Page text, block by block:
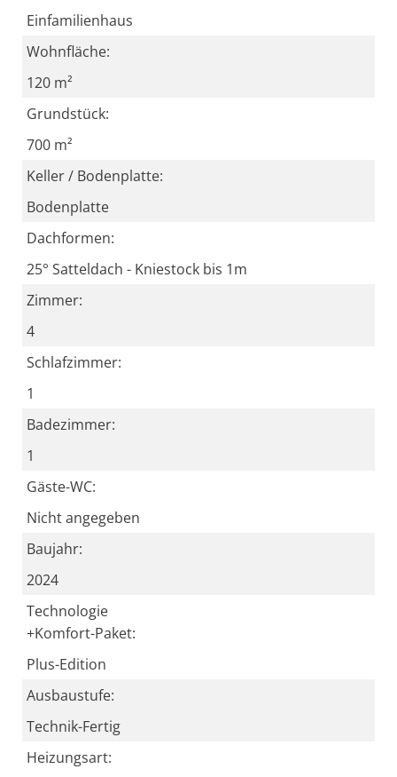
Einfamilienhaus
Wohnfläche:
120 m²
Grundstück:
700 m²
Keller / Bodenplatte:
Bodenplatte
Dachformen:
25° Satteldach - Kniestock bis 1m
Zimmer:
4
Schlafzimmer:
1
Badezimmer:
1
Gäste-WC:
Nicht angegeben
Baujahr:
2024
Technologie
+Komfort-Paket:
Plus-Edition
Ausbaustufe:
Technik-Fertig
Heizungsart: